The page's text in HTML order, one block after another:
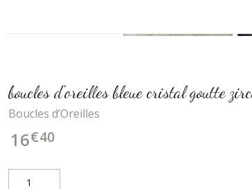
boucles d'oreilles bleue cristal goutte
Boucles d’Oreilles
16€40